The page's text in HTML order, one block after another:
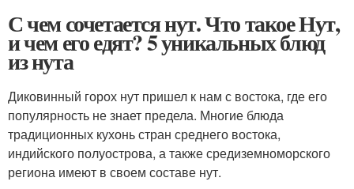
С чем сочетается нут. Что такое Нут,
и чем его едят? 5 уникальных блюд
из нута
Диковинный горох нут пришел к нам с востока, где его
популярность не знает предела. Многие блюда
традиционных кухонь стран среднего востока,
индийского полуострова, а также средиземноморского
региона имеют в своем составе нут.